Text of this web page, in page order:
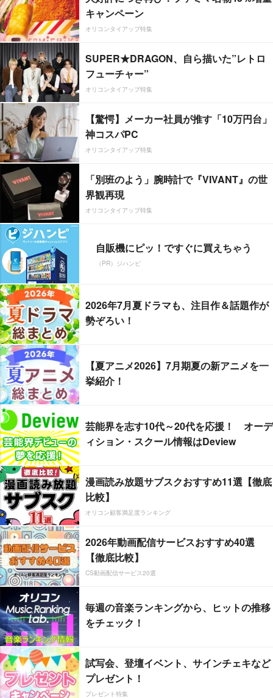
キャンペーン
オリコンタイアップ特集
SUPER★DRAGON、自ら描いた”レトロ
フューチャー”
オリコンタイアップ特集
【驚愕】メーカー社員が推す「10万円台」
神コスパPC
オリコンタイアップ特集
「別班のよう」腕時計で『VIVANT』の世
界観再現
オリコンタイアップ特集
自販機にピッ！ですぐに買えちゃう
（PR）ジハンピ
2026年7月夏ドラマも、注目作＆話題作が
勢ぞろい！
【夏アニメ2026】7月期夏の新アニメを一
挙紹介！
芸能界を志す10代～20代を応援！ オーデ
ィション・スクール情報はDeview
漫画読み放題サブスクおすすめ11選【徹底
比較】
オリコン顧客満足度ランキング
2026年動画配信サービスおすすめ40選
【徹底比較】
CS動画配信サービス20選
毎週の音楽ランキングから、ヒットの推移
をチェック！
試写会、登壇イベント、サインチェキなど
プレゼント！
プレゼント特集